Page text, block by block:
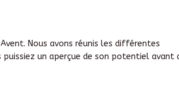
Nous avons réunis les différentes
puissiez un aperçue de son potentiel avant